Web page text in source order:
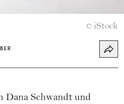
© iStock
Dana Schwandt und